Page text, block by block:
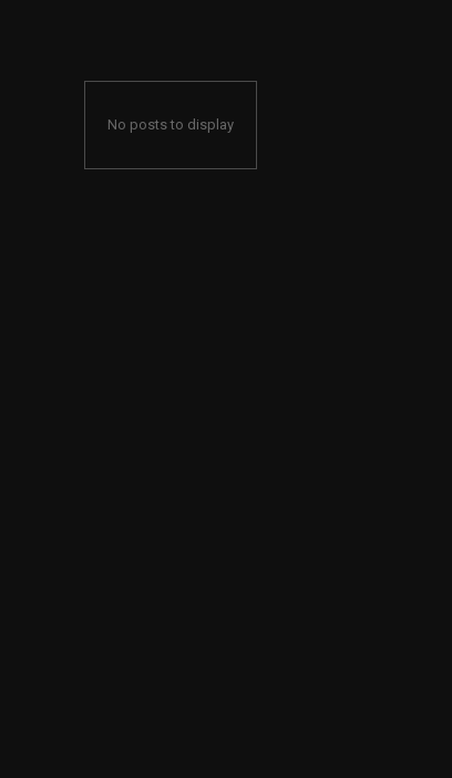
No posts to display